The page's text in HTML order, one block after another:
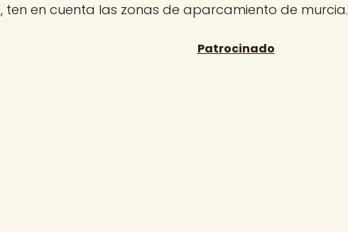
ten en cuenta las zonas de aparcamiento de murcia.